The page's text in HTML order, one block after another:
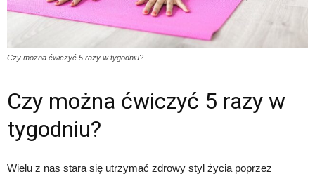
Czy można ćwiczyć 5 razy w tygodniu?
Czy można ćwiczyć 5 razy w
tygodniu?
Wielu z nas stara się utrzymać zdrowy styl życia poprzez